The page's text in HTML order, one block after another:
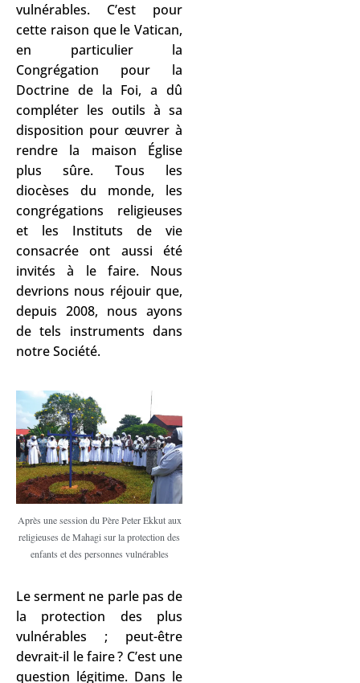
vulnérables. C’est pour
cette raison que le Vatican,
en particulier la
Congrégation pour la
Doctrine de la Foi, a dû
compléter les outils à sa
disposition pour œuvrer à
rendre la maison Église
plus sûre. Tous les
diocèses du monde, les
congrégations religieuses
et les Instituts de vie
consacrée ont aussi été
invités à le faire. Nous
devrions nous réjouir que,
depuis 2008, nous ayons
de tels instruments dans
notre Société.
Après une session du Père Peter Ekkut aux
religieuses de Mahagi sur la protection des
enfants et des personnes vulnérables
Le serment ne parle pas de
la protection des plus
vulnérables ; peut-être
devrait-il le faire ? C’est une
question légitime. Dans le